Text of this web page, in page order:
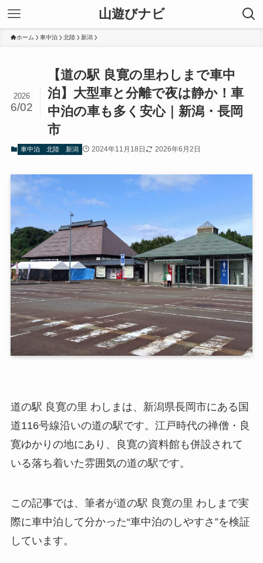
山遊びナビ
ホーム 車中泊 北陸 新潟
【道の駅 良寛の里わしまで車中
泊】大型車と分離で夜は静か！車
中泊の車も多く安心｜新潟・長岡
市
2026
6/02
車中泊 北陸 新潟 2024年11月18日 2026年6月2日
道の駅 良寛の里 わしまは、新潟県長岡市にある国
道116号線沿いの道の駅です。江戸時代の禅僧・良
寛ゆかりの地にあり、良寛の資料館も併設されて
いる落ち着いた雰囲気の道の駅です。
この記事では、筆者が道の駅 良寛の里 わしまで実
際に車中泊して分かった“車中泊のしやすさ”を検証
しています。